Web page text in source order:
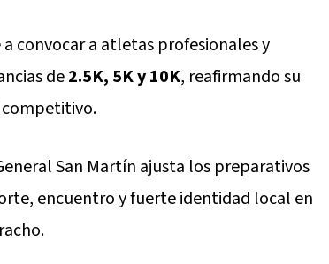
convocar a atletas profesionales y
de2.5K, 5K y 10K, reafirmando su
competitivo.
San Martín ajusta los preparativos
encuentro y fuerte identidad local en